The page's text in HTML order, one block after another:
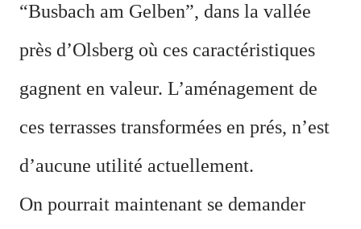
“Busbach am Gelben”, dans la vallée
près d’Olsberg où ces caractéristiques
gagnent en valeur. L’aménagement de
ces terrasses transformées en prés, n’est
d’aucune utilité actuellement.
On pourrait maintenant se demander